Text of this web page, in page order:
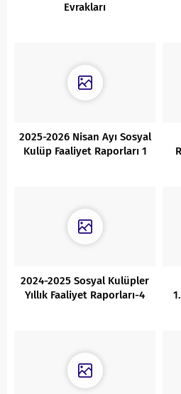
Evrakları
2025-2026 Nisan Ayı Sosyal
Kulüp Faaliyet Raporları 1
2024-2025 Sosyal Kulüpler
Yıllık Faaliyet Raporları-4